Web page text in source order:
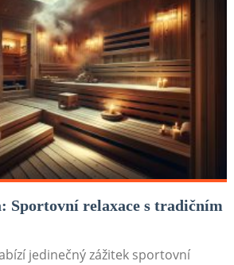
Sportovní relaxace s tradičním
jedinečný zážitek sportovní